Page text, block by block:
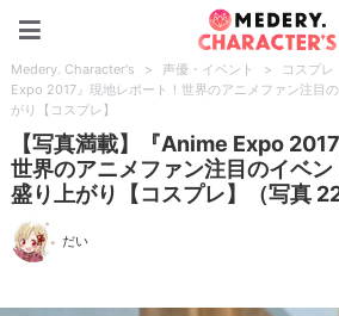
Medery. Character's > 声優・イベント > コスプレ
Expo 2017』現地レポート！世界のアニメファン注目
がり【コスプレ】
【写真満載】『Anime Expo
世界のアニメファン注目のイベ
盛り上がり【コスプレ】（写真
だい